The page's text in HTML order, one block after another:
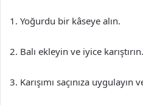
1. Yoğurdu bir kâseye alın.
2. Balı ekleyin ve iyice karıştırın.
3. Karışımı saçınıza